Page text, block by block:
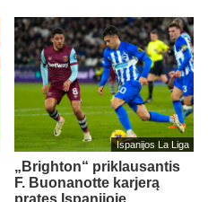
Ispanijos La Liga
„Brighton“ priklausantis
F. Buonanotte karjerą